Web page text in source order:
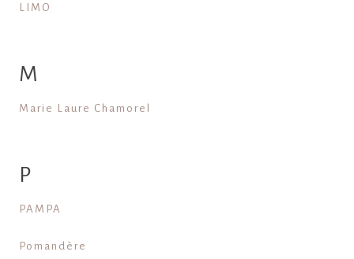
LIMO
M
Marie Laure Chamorel
P
PAMPA
Pomandère